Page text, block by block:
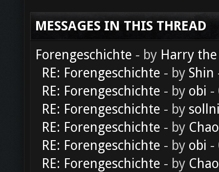
MESSAGES IN THIS THREAD
Forengeschichte - by Harry
RE: Forengeschichte - by Shin
RE: Forengeschichte - by obi -
RE: Forengeschichte - by
RE: Forengeschichte - by
RE: Forengeschichte - by obi -
RE: Forengeschichte - by